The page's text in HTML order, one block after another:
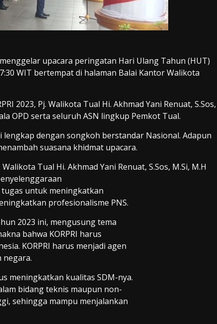
upacara peringatan Hari Ulang Tahun (HUT)
WIT bertempat di halaman Balai Kantor Walikota
2023, Pj. Walikota Tual Hi. Akhmad Yani Renuat, S.Sos,
OPD serta seluruh ASN lingkup Pemkot Tual.
dengan songkoh berstandar Nasional. Adapun
suasana khidmat upacara.
Tual Hi. Akhmad Yani Renuat, S.Sos, M.Si, M.H
tugas untuk meningkatkan
profesionalisme PNS.
2023 ini, mengusung tema
bahwa KORPRI harus
KORPRI harus menjadi agen
negara.
meningkatkan kualitas SDM-nya.
bidang teknis maupun non-
sehingga mampu menjalankan